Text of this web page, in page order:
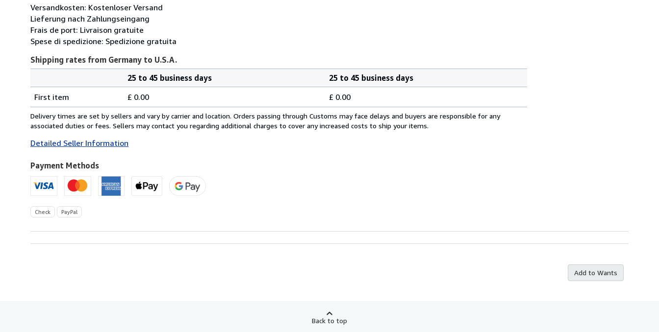
Versandkosten: Kostenloser Versand
Lieferung nach Zahlungseingang
Frais de port: Livraison gratuite
Spese di spedizione: Spedizione gratuita
Shipping rates from Germany to U.S.A.
Shipping
rates
from
Germany
U.S.A.
quantity
25 to 45 business days
25 to 45 business days
First item
£ 0.00 £ 0.00
Delivery times are set by sellers and vary by carrier and location. Orders passing through Customs may face delays and buyers are responsible for any
associated duties or fees. Sellers may contact you regarding additional charges to cover any increased costs to ship your items.
Detailed Seller Information
Payment Methods
Check PayPal
Add to Wants
Back to top